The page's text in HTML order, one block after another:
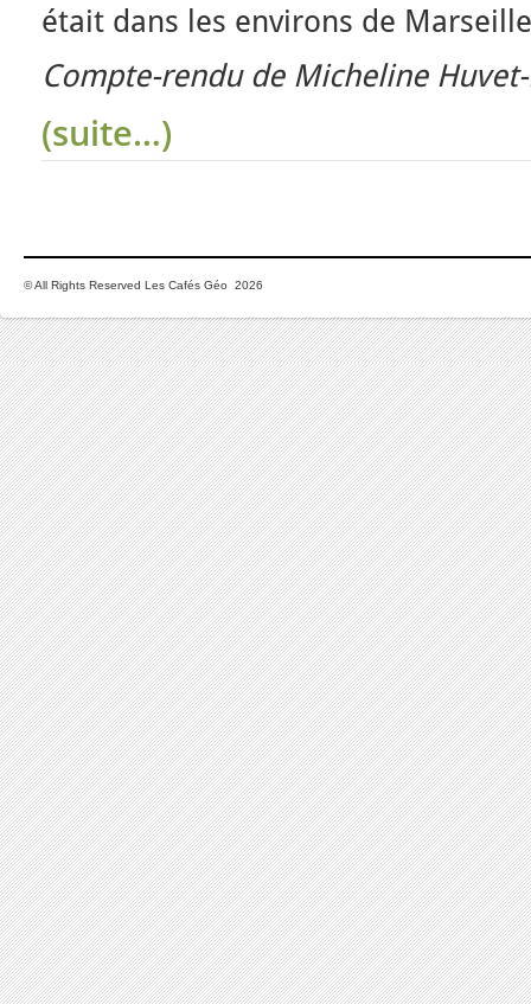
était dans les environs de
Compte-rendu de Micheline
(suite…)
© All Rights Reserved Les Cafés Géo 2026